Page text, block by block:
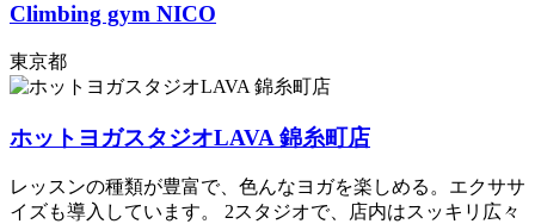
Climbing gym NICO
東京都
ホットヨガスタジオLAVA 錦糸町店
レッスンの種類が豊富で、色んなヨガを楽しめる。エクササ
イズも導入しています。 2スタジオで、店内はスッキリ広々